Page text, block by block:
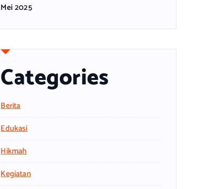
Mei 2025
Categories
Berita
Edukasi
Hikmah
Kegiatan